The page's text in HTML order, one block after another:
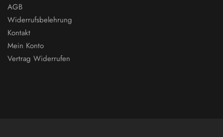
AGB
Widerrufsbelehrung
Kontakt
Mein Konto
Vertrag Widerrufen